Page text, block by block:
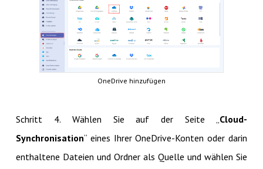
OneDrive hinzufügen
Schritt 4. Wählen Sie auf der Seite „Cloud-
Synchronisation“ eines Ihrer OneDrive-Konten oder darin
enthaltene Dateien und Ordner als Quelle und wählen Sie